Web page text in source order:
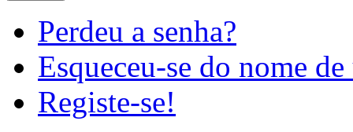
Perdeu a senha?
Esqueceu-se do nome
Registe-se!